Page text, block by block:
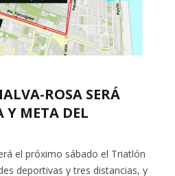
ROSA SERÁ
Y META DEL
el próximo sábado el Triatlón
deportivas y tres distancias, y